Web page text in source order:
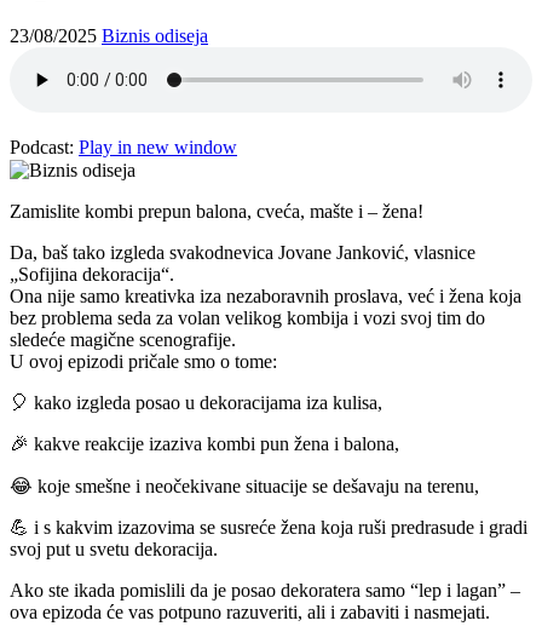
23/08/2025 Biznis odiseja
Podcast: Play in new window
Zamislite kombi prepun balona, cveća, mašte i – žena!
Da, baš tako izgleda svakodnevica Jovane Janković, vlasnice
„Sofijina dekoracija“.
Ona nije samo kreativka iza nezaboravnih proslava, već i žena koja
bez problema seda za volan velikog kombija i vozi svoj tim do
sledeće magične scenografije.
U ovoj epizodi pričale smo o tome:
🎈 kako izgleda posao u dekoracijama iza kulisa,
🎉 kakve reakcije izaziva kombi pun žena i balona,
😂 koje smešne i neočekivane situacije se dešavaju na terenu,
💪 i s kakvim izazovima se susreće žena koja ruši predrasude i gradi
svoj put u svetu dekoracija.
Ako ste ikada pomislili da je posao dekoratera samo “lep i lagan” –
ova epizoda će vas potpuno razuveriti, ali i zabaviti i nasmejati.